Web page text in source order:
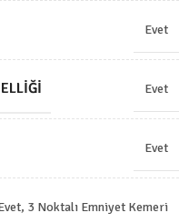
Evet
Evet
Evet
3 Noktalı Emniyet Kemeri